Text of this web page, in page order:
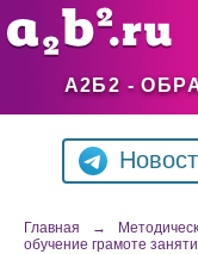
А2Б2 -
Главная →
обучение грамоте